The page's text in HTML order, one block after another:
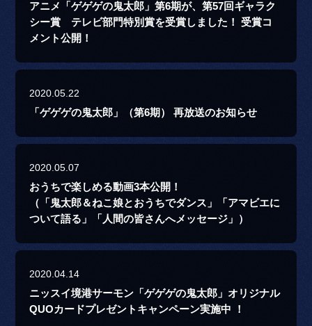
アニメ「ゲゲゲの鬼太郎」第6期が、第57回ギャラク
シー賞 テレビ部門特別賞を受賞しました！ 受賞コ
メント公開！
2020.05.22
「ゲゲゲの鬼太郎」（第6期） 再放送のお知らせ
2020.05.07
おうちで楽しめる動画3本公開！
（「鬼太郎＆ねこ娘とおうちでダンス」「アマビエに
ついて語る」「人間の皆さんへメッセージ」）
2020.04.14
ニッスイ境港サーモン「ゲゲゲの鬼太郎」オリジナル
QUOカードプレゼントキャンペーン実施中 ！